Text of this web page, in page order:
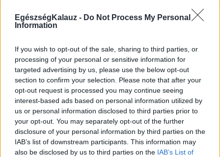
EgészségKalauz - Do Not Process My Personal
Information
If you wish to opt-out of the sale, sharing to third parties, or
processing of your personal or sensitive information for
targeted advertising by us, please use the below opt-out
section to confirm your selection. Please note that after your
opt-out request is processed you may continue seeing
interest-based ads based on personal information utilized by
us or personal information disclosed to third parties prior to
your opt-out. You may separately opt-out of the further
disclosure of your personal information by third parties on the
IAB’s list of downstream participants. This information may
also be disclosed by us to third parties on the IAB’s List of
Kezelés
Életmódváltás
Hírek
Videók
Kisállatok egészsége
#allergia #influenza#cukorbetegség
#orvosmeteorológia#vérnyomás#stroke#rákbetegség
#pajzsmirigy#reflux#ekcéma#herpesz
Regisztráció